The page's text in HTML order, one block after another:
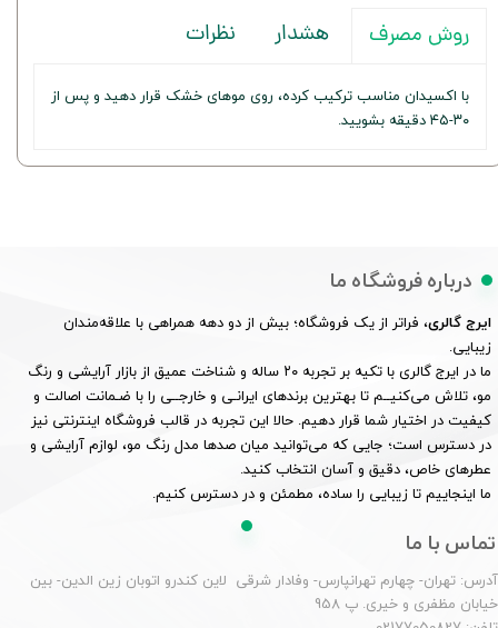
روش مصرف هشدار نظرات
با اکسیدان مناسب ترکیب کرده، روی موهای خشک قرار دهید و پس از
۳۰-۴۵ دقیقه بشویید.
درباره فروشگاه ما
ایرج گالری، فراتر از یک فروشگاه؛ بیش از دو دهه همراهی با علاقه‌مندان
زیبایی.
ما در ایرج گالری با تکیه بر تجربه ۲۰ ساله و شناخت عمیق از بازار آرایشی و رنگ
مو، تلاش می‌کنیــم تا بهترین برندهای ایرانـی و خارجــی را با ضـمانت اصالت و
کیفیت در اختیار شما قرار دهیم. حالا این تجربه در قالب فروشگاه اینترنتی نیز
در دسترس است؛ جایی که می‌توانید میان صدها مدل رنگ مو، لوازم آرایشی و
عطرهای خاص، دقیق و آسان انتخاب کنید.
ما اینجاییم تا زیبایی را ساده، مطمئن و در دسترس کنیم.
تماس با ما
آدرس: تهران- چهارم تهرانپارس- وفادار شرقی لاین کندرو اتوبان زین الدین- بین
خیابان مظفری و خیری. پ 958